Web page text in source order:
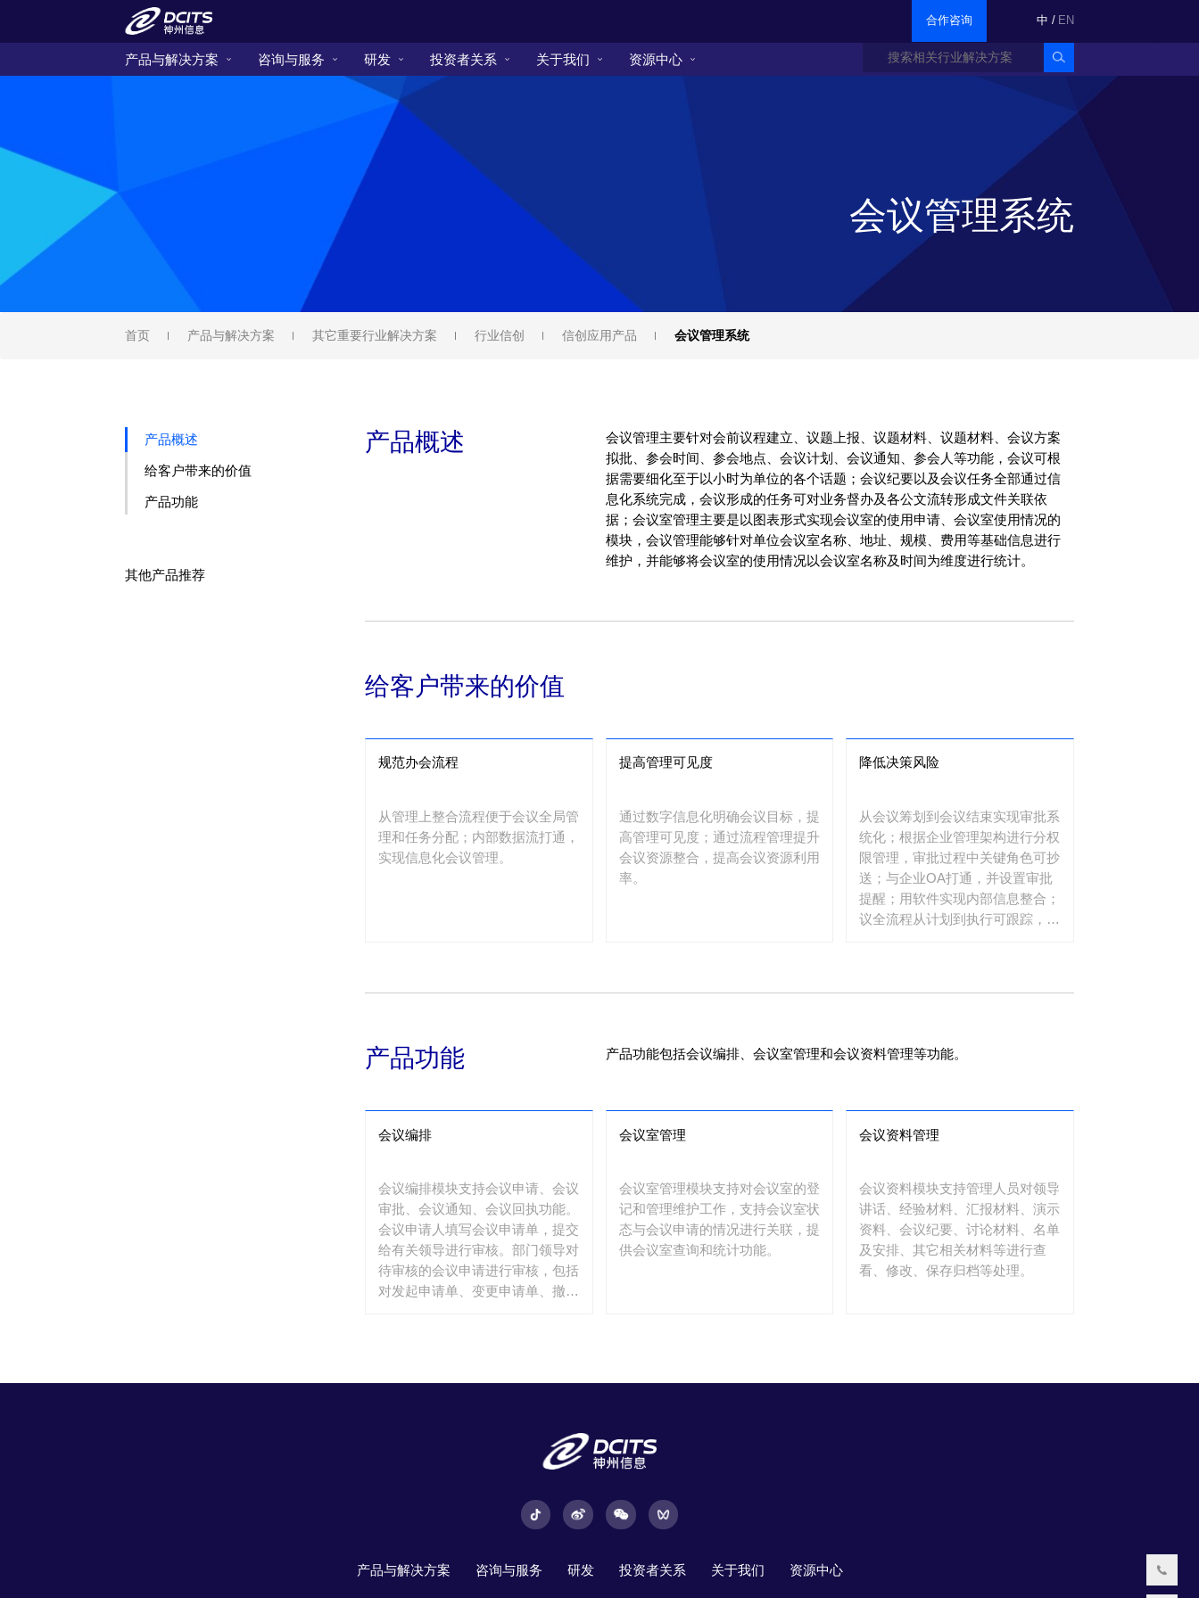
合作咨询 中 / EN
产品与解决方案 咨询与服务 研发 投资者关系 关于我们 资源中心
会议管理系统
首页 产品与解决方案 其它重要行业解决方案 行业信创 信创应用产品 会议管理系统
产品概述
会议管理主要针对会前议程建立、议题上报、议题材料、议题材料、会议方案
拟批、参会时间、参会地点、会议计划、会议通知、参会人等功能，会议可根
据需要细化至于以小时为单位的各个话题；会议纪要以及会议任务全部通过信
息化系统完成，会议形成的任务可对业务督办及各公文流转形成文件关联依
据；会议室管理主要是以图表形式实现会议室的使用申请、会议室使用情况的
模块，会议管理能够针对单位会议室名称、地址、规模、费用等基础信息进行
维护，并能够将会议室的使用情况以会议室名称及时间为维度进行统计。
给客户带来的价值
规范办会流程
从管理上整合流程便于会议全局管
理和任务分配；内部数据流打通，
实现信息化会议管理。
提高管理可见度
通过数字信息化明确会议目标，提
高管理可见度；通过流程管理提升
会议资源整合，提高会议资源利用
率。
降低决策风险
从会议筹划到会议结束实现审批系
统化；根据企业管理架构进行分权
限管理，审批过程中关键角色可抄
送；与企业OA打通，并设置审批
提醒；用软件实现内部信息整合；
议全流程从计划到执行可跟踪，历
产品功能 产品功能包括会议编排、会议室管理和会议资料管理等功能。
会议编排
会议编排模块支持会议申请、会议
审批、会议通知、会议回执功能。
会议申请人填写会议申请单，提交
给有关领导进行审核。部门领导对
待审核的会议申请进行审核，包括
对发起申请单、变更申请单、撤销
会议申请填写会议通知并发送相关
参会人员、与会相关人员。参会人
会议室管理
会议室管理模块支持对会议室的登
记和管理维护工作，支持会议室状
态与会议申请的情况进行关联，提
供会议室查询和统计功能。
会议资料管理
会议资料模块支持管理人员对领导
讲话、经验材料、汇报材料、演示
资料、会议纪要、讨论材料、名单
及安排、其它相关材料等进行查
看、修改、保存归档等处理。
产品概述
给客户带来的价值
产品功能
其他产品推荐
产品与解决方案 咨询与服务 研发 投资者关系 关于我们 资源中心